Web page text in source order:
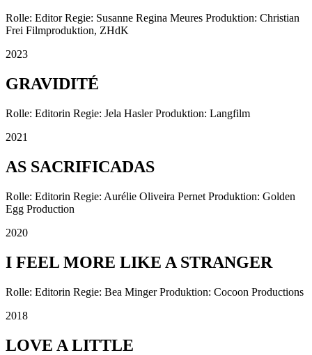
Rolle: Editor Regie: Susanne Regina Meures Produktion: Christian
Frei Filmproduktion, ZHdK
2023
GRAVIDITÉ
Rolle: Editorin Regie: Jela Hasler Produktion: Langfilm
2021
AS SACRIFICADAS
Rolle: Editorin Regie: Aurélie Oliveira Pernet Produktion: Golden
Egg Production
2020
I FEEL MORE LIKE A STRANGER
Rolle: Editorin Regie: Bea Minger Produktion: Cocoon Productions
2018
LOVE A LITTLE